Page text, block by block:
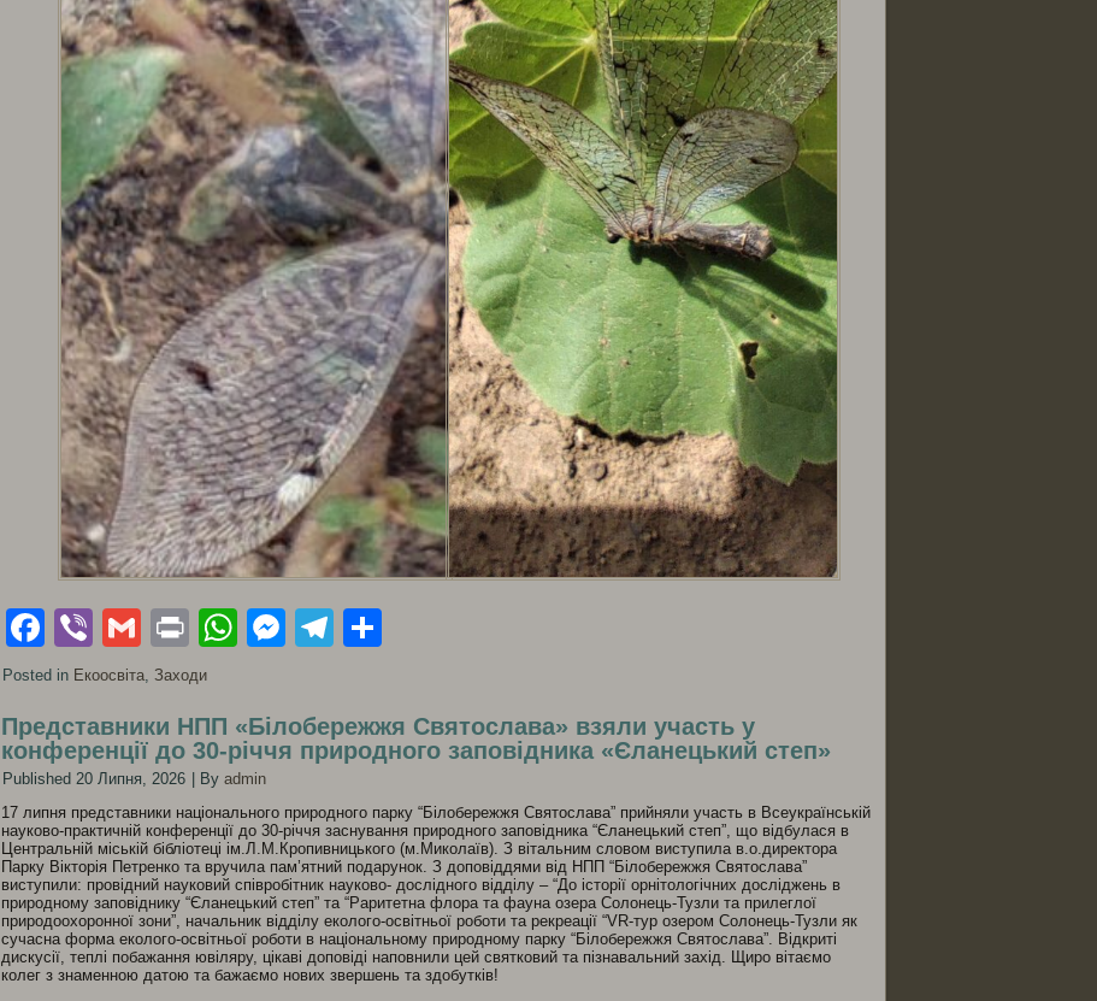
Facebook
ViberGmailPrintWhatsApp
Messenger
Telegram
Posted in Екоосвіта, Заходи
Представники НПП «Білобережжя Святослава» взяли участь у
конференції до 30-річчя природного заповідника «Єланецький степ»
Published 20 Липня, 2026 By admin
17 липня представники національного природного парку “Білобережжя Святослава” прийняли участь в Всеукраїнській
науково-практичній конференції до 30-річчя заснування природного заповідника “Єланецький степ”, що відбулася в
Центральній міській бібліотеці ім.Л.М.Кропивницького (м.Миколаїв). З вітальним словом виступила в.о.директора
Парку Вікторія Петренко та вручила пам’ятний подарунок. З доповіддями від НПП “Білобережжя Святослава”
виступили: провідний науковий співробітник науково- дослідного відділу – “До історії орнітологічних досліджень в
природному заповіднику “Єланецький степ” та “Раритетна флора та фауна озера Солонець-Тузли та прилеглої
природоохоронної зони”, начальник відділу еколого-освітньої роботи та рекреації “VR-тур озером Солонець-Тузли як
сучасна форма еколого-освітньої роботи в національному природному парку “Білобережжя Святослава”. Відкриті
дискусії, теплі побажання ювіляру, цікаві доповіді наповнили цей святковий та пізнавальний захід. Щиро вітаємо
колег з знаменною датою та бажаємо нових звершень та здобутків!